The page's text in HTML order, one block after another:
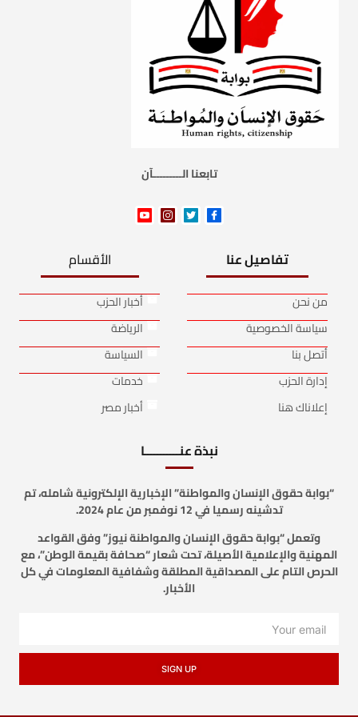
تابعنا الـــــــــآن
تفاصيل عنا
من نحن
سياسة الخصوصية
أتصل بنا
إدارة الحزب
إعلاناك هنا
الأقسام
أخبار الحزب
الرياضة
السياسة
خدمات
أخبار مصر
نبذة عنـــــــــــا
“بوابة حقوق الإنسان والمواطنة” الإخبارية الإلكترونية شامله، تم
تدشينه رسميا في 12 نوفمبر من عام 2024.
وتعمل “بوابة حقوق الإنسان والمواطنة نيوز” وفق القواعد
المهنية والإعلامية الأصيلة، تحت شعار “صحافة بقيمة الوطن”، مع
الحرص التام على المصداقية المطلقة وشفافية المعلومات في كل
الأخبار.
SIGN UP